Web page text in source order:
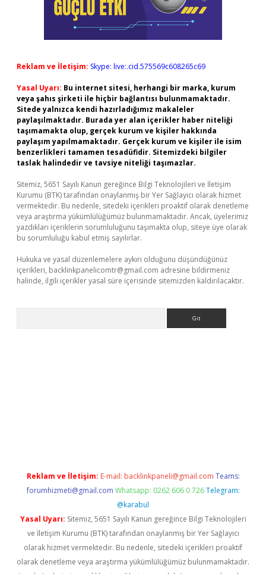
Reklam ve İletişim: Skype: live:.cid.575569c608265c69
Yasal Uyarı: Bu internet sitesi, herhangi bir marka, kurum
veya şahıs şirketi ile hiçbir bağlantısı bulunmamaktadır.
Sitede yalnızca kendi hazırladığımız makaleler
paylaşılmaktadır. Burada yer alan içerikler haber niteliği
taşımamakta olup, gerçek kurum ve kişiler hakkında
paylaşım yapılmamaktadır. Gerçek kurum ve kişiler ile isim
benzerlikleri tamamen tesadüfidir. Sitemizdeki bilgiler
taslak halindedir ve tavsiye niteliği taşımazlar.
Sitemiz, 5651 Sayılı Kanun gereğince Bilgi Teknolojileri ve İletişim
Kurumu (BTK) tarafından onaylanmış bir Yer Sağlayıcı olarak hizmet
vermektedir. Bu nedenle, sitedeki içerikleri proaktif olarak denetleme
veya araştırma yükümlülüğümüz bulunmamaktadır. Ancak, üyelerimiz
yazdıkları içeriklerin sorumluluğunu taşımakta olup, siteye üye olarak
bu sorumluluğu kabul etmiş sayılırlar.
Hukuka ve yasal düzenlemelere aykırı olduğunu düşündüğünüz
içerikleri, backlinkpanelicomtr@gmail.com adresine bildirmeniz
halinde, ilgili içerikler yasal süre içerisinde sitemizden kaldırılacaktır.
Reklam ve İletişim: E-mail: backlinkpaneli@gmail.com Teams:
forumhizmeti@gmail.com Whatsapp: 0262 606 0 726 Telegram:
@karabul
Yasal Uyarı: Sitemiz, 5651 Sayılı Kanun gereğince Bilgi Teknolojileri
ve İletişim Kurumu (BTK) tarafından onaylanmış bir Yer Sağlayıcı
olarak hizmet vermektedir. Bu nedenle, sitedeki içerikleri proaktif
olarak denetleme veya araştırma yükümlülüğümüz bulunmamaktadır.